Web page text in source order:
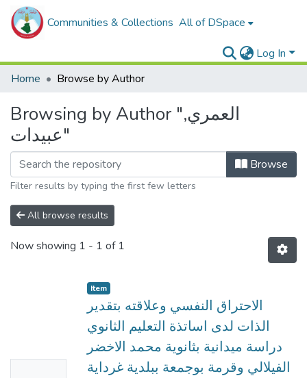
Communities & Collections All of DSpace
Log In
Home
Browse by Author
Browsing by Author "العمري,
عبيدات"
Browse
Filter results by typing the first few letters
All browse results
Now showing 1 - 1 of 1
Item
الاحتراق النفسي وعلاقته بتقدير
الذات لدى اساتذة التعليم الثانوي
دراسة ميدانية بثانوية محمد الاخضر
الفيلالي وقرمة بوجمعة ببلدية غرداية